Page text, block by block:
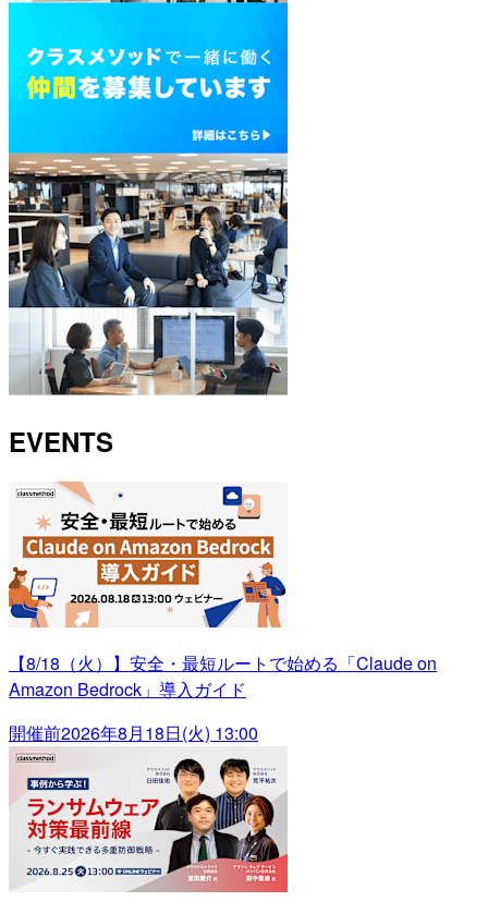
EVENTS
【8/18（火）】安全・最短ルートで始める「Claude on
Amazon Bedrock」導入ガイド
開催前2026年8月18日(火) 13:00